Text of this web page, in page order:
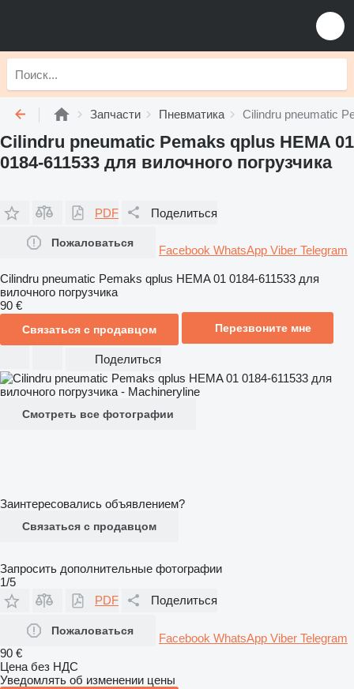
Запчасти Пневматика Cilindru pneumatic
Cilindru pneumatic Pemaks qplus HEMA 01
0184-611533 для вилочного погрузчика
PDF Поделиться
Пожаловаться
Facebook WhatsApp Viber Telegram
Cilindru pneumatic Pemaks qplus HEMA 01 0184-611533 для
вилочного погрузчика
90 €
Связаться с продавцом Перезвоните мне
Поделиться
Смотреть все фотографии
Заинтересовались объявлением?
Связаться с продавцом
Запросить дополнительные фотографии
1/5
PDF
Поделиться
Пожаловаться
Facebook WhatsApp Viber Telegram
90 €
Цена без НДС
Уведомлять об изменении цены